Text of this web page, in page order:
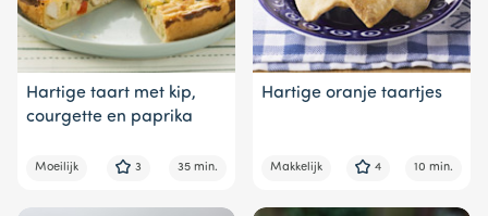
Hartige taart met kip,
courgette en paprika
Moeilijk 3 35 min.
Hartige oranje taartjes
Makkelijk 4 10 min.